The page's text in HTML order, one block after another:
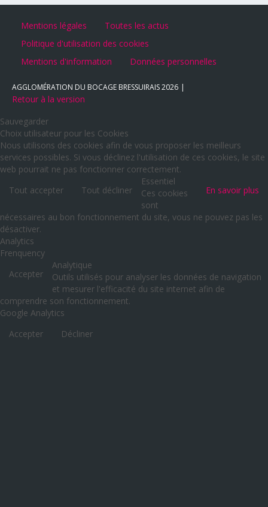
Mentions légales
Toutes les actus
Politique d'utilisation des cookies
Mentions d'information
Données personnelles
AGGLOMÉRATION DU BOCAGE BRESSUIRAIS2026
Retour à la version
Sauvegarder
Choix utilisateur pour les Cookies
Nous utilisons des cookies afin de vous proposer les meilleurs
services possibles. Si vous déclinez l'utilisation de ces cookies, le site
web pourrait ne pas fonctionner correctement.
Tout accepter
Tout décliner En savoir plus
Essentiel
Ces cookies
sont
nécessaires au bon fonctionnement du site, vous ne pouvez pas les
désactiver.
Analytics
Frenquency
Accepter
Analytique
Outils utilisés pour analyser les données de navigation
et mesurer l'efficacité du site internet afin de
comprendre son fonctionnement.
Google Analytics
Accepter
Décliner